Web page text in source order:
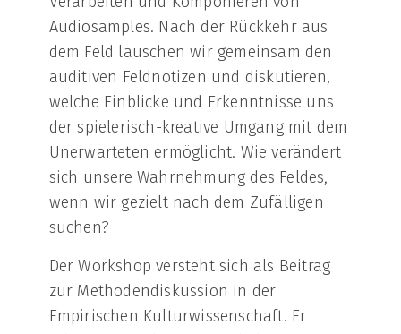
Audiosamples. Nach der Rückkehr aus
dem Feld lauschen wir gemeinsam den
auditiven Feldnotizen und diskutieren,
welche Einblicke und Erkenntnisse uns
der spielerisch-kreative Umgang mit dem
Unerwarteten ermöglicht. Wie verändert
sich unsere Wahrnehmung des Feldes,
wenn wir gezielt nach dem Zufälligen
suchen?
Der Workshop versteht sich als Beitrag
zur Methodendiskussion in der
Empirischen Kulturwissenschaft. Er